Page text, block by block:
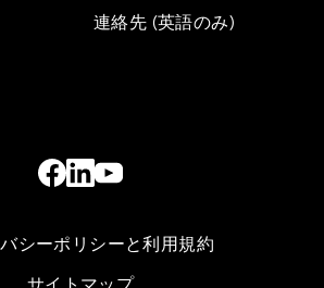
連絡先 (英語のみ)
シーポリシーと利用規約